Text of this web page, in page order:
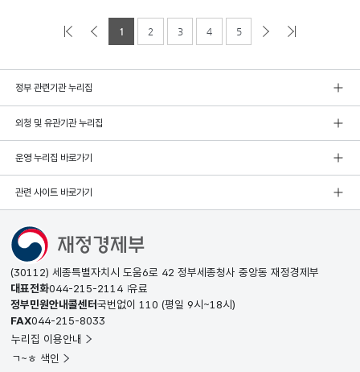
1 2 3 4 5
정부 관련기관 누리집
외청 및 유관기관 누리집
운영 누리집 바로가기
관련 사이트 바로가기
(30112) 세종특별자치시 도움6로 42 정부세종청사 중앙동 재정경제부
대표전화044-215-2114 유료
정부민원안내콜센터국번없이 110 (평일 9시~18시)
FAX044-215-8033
누리집 이용안내
ㄱ~ㅎ 색인